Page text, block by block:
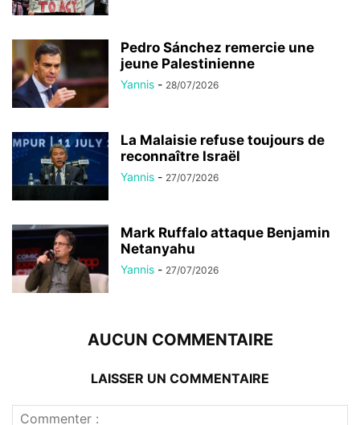
Pedro Sánchez remercie une
jeune Palestinienne
Yannis - 28/07/2026
La Malaisie refuse toujours de
reconnaître Israël
Yannis - 27/07/2026
Mark Ruffalo attaque Benjamin
Netanyahu
Yannis - 27/07/2026
AUCUN COMMENTAIRE
LAISSER UN COMMENTAIRE